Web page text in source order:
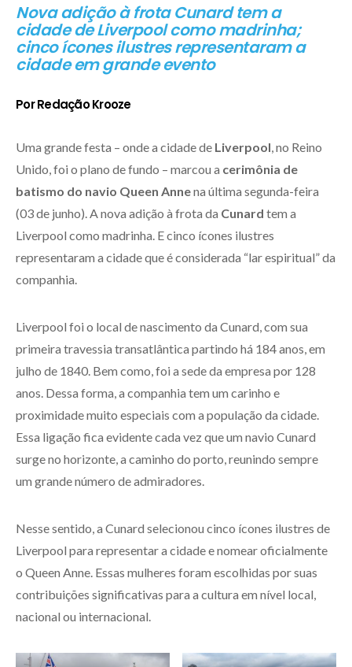
Nova adição à frota Cunard tem a
cidade de Liverpool como madrinha;
cinco ícones ilustres representaram a
cidade em grande evento
Por Redação Krooze
Uma grande festa – onde a cidade de Liverpool , no Reino
Unido, foi o plano de fundo – marcou a cerimônia de
batismo do navio Queen Annena última segunda-feira
(03 de junho). A nova adição à frota da Cunard tem a
Liverpool como madrinha. E cinco ícones ilustres
representaram a cidade que é considerada “lar espiritual” da
companhia.
Liverpool foi o local de nascimento da Cunard, com sua
primeira travessia transatlântica partindo há 184 anos, em
julho de 1840. Bem como, foi a sede da empresa por 128
anos. Dessa forma, a companhia tem um carinho e
proximidade muito especiais com a população da cidade.
Essa ligação fica evidente cada vez que um navio Cunard
surge no horizonte, a caminho do porto, reunindo sempre
um grande número de admiradores.
Nesse sentido, a Cunard selecionou cinco ícones ilustres de
Liverpool para representar a cidade e nomear oficialmente
o Queen Anne. Essas mulheres foram escolhidas por suas
contribuições significativas para a cultura em nível local,
nacional ou internacional.